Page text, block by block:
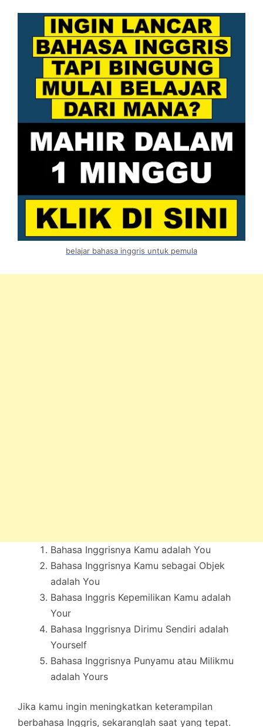
belajar bahasa inggris untuk pemula
Bahasa Inggrisnya Kamu adalah You
Bahasa Inggrisnya Kamu sebagai Objek
adalah You
Bahasa Inggris Kepemilikan Kamu adalah
Your
Bahasa Inggrisnya Dirimu Sendiri adalah
Yourself
Bahasa Inggrisnya Punyamu atau Milikmu
adalah Yours
Jika kamu ingin meningkatkan keterampilan
berbahasa Inggris, sekaranglah saat yang tepat.